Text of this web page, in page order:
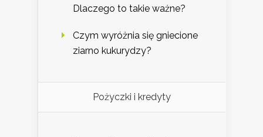
Dlaczego to takie ważne?
Czym wyróżnia się gniecione
ziarno kukurydzy?
Pożyczki i kredyty